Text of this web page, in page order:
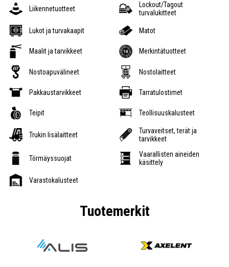
Liikennetuotteet
Lockout/Tagout
turvalukitteet
Lukot ja turvakaapit Matot
Maalit ja tarvikkeet Merkintätuotteet
Nostoapuvälineet Nostolaitteet
Pakkaustarvikkeet Tarratulostimet
Teipit Teollisuuskalusteet
Trukin lisälaitteet
Turvaveitset, terät ja
tarvikkeet
Törmäyssuojat
Vaarallisten aineiden
käsittely
Varastokalusteet
Tuotemerkit